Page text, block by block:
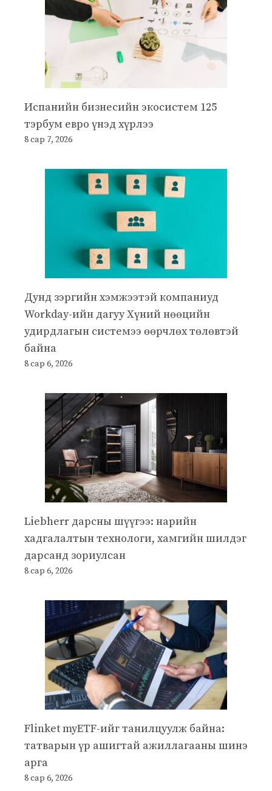
Испанийн бизнесийн экосистем 125
тэрбум евро үнэд хүрлээ
8 сар 7, 2026
Дунд зэргийн хэмжээтэй компаниуд
Workday-ийн дагуу Хүний нөөцийн
удирдлагын системээ өөрчлөх төлөвтэй
байна
8 сар 6, 2026
Liebherr дарсны шүүгээ: нарийн
хадгалалтын технологи, хамгийн шилдэг
дарсанд зориулсан
8 сар 6, 2026
Flinket myETF-ийг танилцуулж байна:
татварын үр ашигтай ажиллагааны шинэ
арга
8 сар 6, 2026